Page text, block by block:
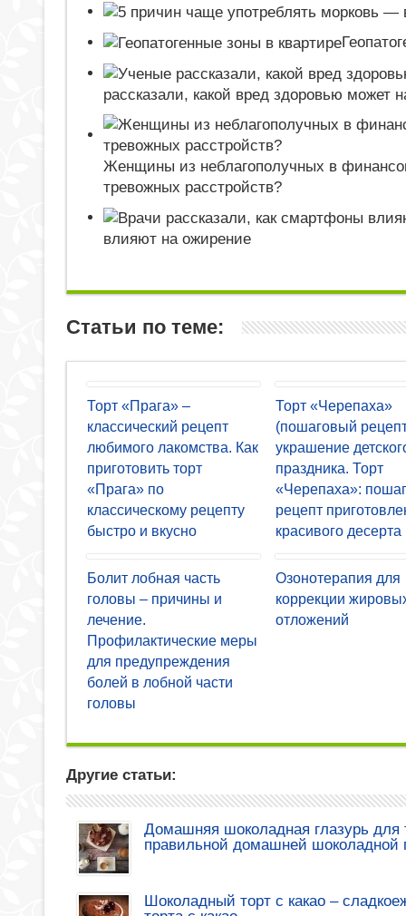
рассказали, какой вред здоровью может
Женщины из неблагополучных в
тревожных расстройств?
влияют на ожирение
Статьи по теме:
Торт «Прага» –
классический рецепт
любимого лакомства. Как
приготовить торт
«Прага» по
классическому рецепту
быстро и вкусно
Торт «Черепаха»
(пошаговый
украшение
праздника. Торт
«Черепаха»:
рецепт
красивого десерта
Болит лобная часть
головы – причины и
лечение.
Профилактические меры
для предупреждения
болей в лобной части
головы
Озонотерапия для
коррекции
отложений
Другие статьи:
Домашняя шоколадная глазурь для
правильной домашней шоколадной
Шоколадный торт с какао –